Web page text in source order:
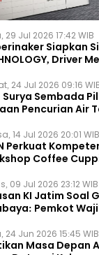
29 Jul 2026 17:42 WIB
Siapkan
Driver
24 Jul 2026 09:16
Surya Sembada
Pencurian Air
14 Jul 2026 20:01 WIB
Perkuat
Coffee
09 Jul 2026 23:12 WIB
KI Jatim Soal
Pemkot
24 Jun 2026 15:45 WIB
Masa Depan